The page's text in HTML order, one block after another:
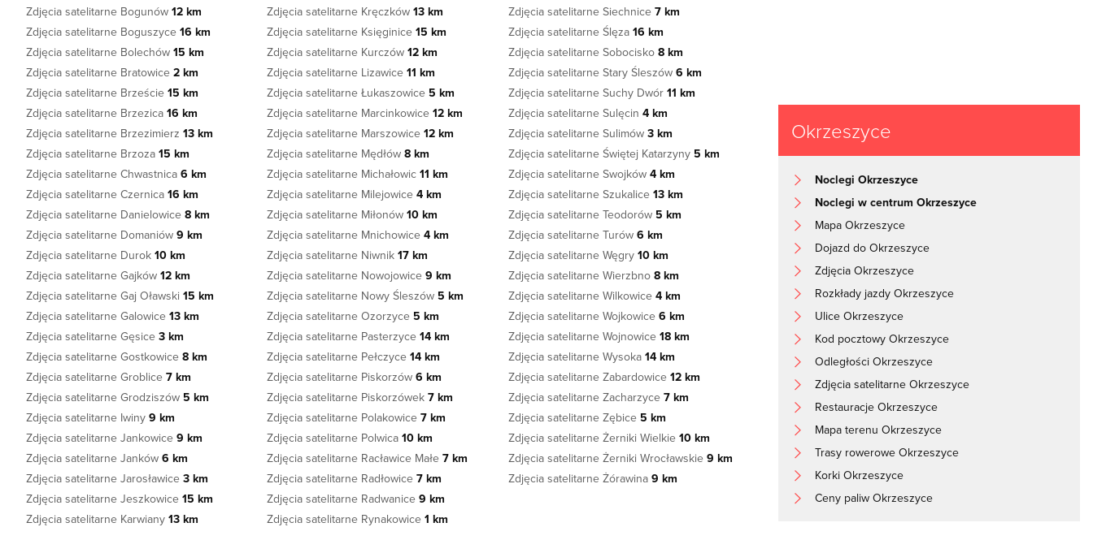
Zdjęcia satelitarne Bogunów 12 km
Zdjęcia satelitarne Boguszyce 16 km
Zdjęcia satelitarne Bolechów 15 km
Zdjęcia satelitarne Bratowice 2 km
Zdjęcia satelitarne Brzeście 15 km
Zdjęcia satelitarne Brzezica 16 km
Zdjęcia satelitarne Brzezimierz 13 km
Zdjęcia satelitarne Brzoza 15 km
Zdjęcia satelitarne Chwastnica 6 km
Zdjęcia satelitarne Czernica 16 km
Zdjęcia satelitarne Danielowice 8 km
Zdjęcia satelitarne Domaniów 9 km
Zdjęcia satelitarne Durok 10 km
Zdjęcia satelitarne Gajków 12 km
Zdjęcia satelitarne Gaj Oławski 15 km
Zdjęcia satelitarne Galowice 13 km
Zdjęcia satelitarne Gęsice 3 km
Zdjęcia satelitarne Gostkowice 8 km
Zdjęcia satelitarne Groblice 7 km
Zdjęcia satelitarne Grodziszów 5 km
Zdjęcia satelitarne Iwiny 9 km
Zdjęcia satelitarne Jankowice 9 km
Zdjęcia satelitarne Janków 6 km
Zdjęcia satelitarne Jarosławice 3 km
Zdjęcia satelitarne Jeszkowice 15 km
Zdjęcia satelitarne Karwiany 13 km
Zdjęcia satelitarne Kręczków13 km
Zdjęcia satelitarne Księginice15 km
Zdjęcia satelitarne Kurczów12 km
Zdjęcia satelitarne Lizawice11 km
Zdjęcia satelitarne Łukaszowice5 km
Zdjęcia satelitarne Marcinkowice12 km
Zdjęcia satelitarne Marszowice12 km
Zdjęcia satelitarne Mędłów8 km
Zdjęcia satelitarne Michałowic11 km
Zdjęcia satelitarne Milejowice4 km
Zdjęcia satelitarne Miłonów10 km
Zdjęcia satelitarne Mnichowice4 km
Zdjęcia satelitarne Niwnik17 km
Zdjęcia satelitarne Nowojowice9 km
Zdjęcia satelitarne Nowy Śleszów5 km
Zdjęcia satelitarne Ozorzyce5 km
Zdjęcia satelitarne Pasterzyce14 km
Zdjęcia satelitarne Pełczyce14 km
Zdjęcia satelitarne Piskorzów6 km
Zdjęcia satelitarne Piskorzówek7 km
Zdjęcia satelitarne Polakowice7 km
Zdjęcia satelitarne Polwica10 km
Zdjęcia satelitarne Racławice Małe7 km
Zdjęcia satelitarne Radłowice7 km
Zdjęcia satelitarne Radwanice9 km
Zdjęcia satelitarne Rynakowice1 km
Zdjęcia satelitarne Siechnice 7 km
Zdjęcia satelitarne Ślęza 16 km
Zdjęcia satelitarne Sobocisko 8 km
Zdjęcia satelitarne Stary Śleszów 6 km
Zdjęcia satelitarne Suchy Dwór 11 km
Zdjęcia satelitarne Sulęcin 4 km
Zdjęcia satelitarne Sulimów 3 km
Zdjęcia satelitarne Świętej Katarzyny 5 km
Zdjęcia satelitarne Swojków 4 km
Zdjęcia satelitarne Szukalice 13 km
Zdjęcia satelitarne Teodorów 5 km
Zdjęcia satelitarne Turów 6 km
Zdjęcia satelitarne Węgry 10 km
Zdjęcia satelitarne Wierzbno 8 km
Zdjęcia satelitarne Wilkowice 4 km
Zdjęcia satelitarne Wojkowice 6 km
Zdjęcia satelitarne Wojnowice 18 km
Zdjęcia satelitarne Wysoka 14 km
Zdjęcia satelitarne Zabardowice 12 km
Zdjęcia satelitarne Zacharzyce 7 km
Zdjęcia satelitarne Zębice 5 km
Zdjęcia satelitarne Żerniki Wielkie 10 km
Zdjęcia satelitarne Żerniki Wrocławskie 9 km
Zdjęcia satelitarne Żórawina 9 km
Okrzeszyce
Noclegi Okrzeszyce
Noclegi w centrum Okrzeszyce
Mapa Okrzeszyce
Dojazd do Okrzeszyce
Zdjęcia Okrzeszyce
Rozkłady jazdy Okrzeszyce
Ulice Okrzeszyce
Kod pocztowy Okrzeszyce
Odległości Okrzeszyce
Zdjęcia satelitarne Okrzeszyce
Restauracje Okrzeszyce
Mapa terenu Okrzeszyce
Trasy rowerowe Okrzeszyce
Korki Okrzeszyce
Ceny paliw Okrzeszyce